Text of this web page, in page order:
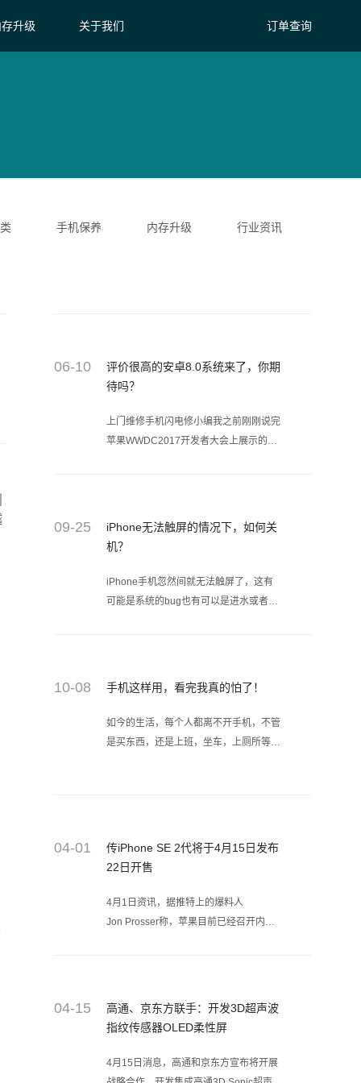
升级 关于我们 订单查询
手机保养 内存升级 行业资讯
06-10
评价很高的安卓8.0系统来了，你期
待吗？
上门维修手机闪电修小编我之前刚刚说完
苹果WWDC2017开发者大会上展示的
09-25
iPhone无法触屏的情况下，如何关
机？
iPhone手机忽然间就无法触屏了，这有
可能是系统的bug也有可以是进水或者摔
10-08 手机这样用，看完我真的怕了！
如今的生活，每个人都离不开手机，不管
是买东西，还是上班，坐车，上厕所等都
04-01
传iPhone SE 2代将于4月15日发布
22日开售
4月1日资讯，据推特上的爆料人
Jon Prosser称，苹果目前已经召开内部
04-15
高通、京东方联手：开发3D超声波
指纹传感器OLED柔性屏
4月15日消息，高通和京东方宣布将开展